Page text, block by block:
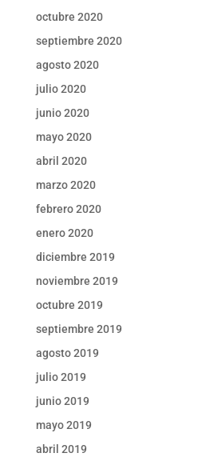
octubre 2020
septiembre 2020
agosto 2020
julio 2020
junio 2020
mayo 2020
abril 2020
marzo 2020
febrero 2020
enero 2020
diciembre 2019
noviembre 2019
octubre 2019
septiembre 2019
agosto 2019
julio 2019
junio 2019
mayo 2019
abril 2019